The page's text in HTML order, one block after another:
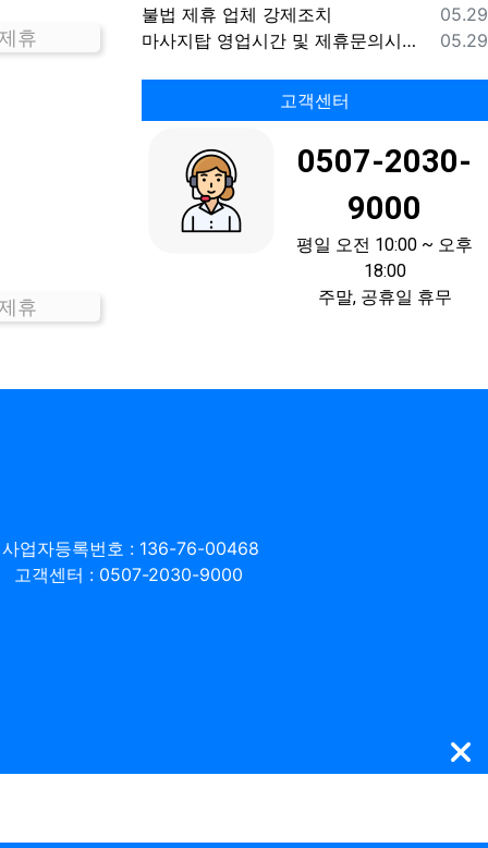
휴
휴
등록
05.29
불법 제휴 업체 강제조치
등록
05.29
마사지탑 영업시간 및 제휴문의시간 안내
고객센터
0507-2030-
9000
평일 오전 10:00 ~ 오후
18:00
주말, 공휴일 휴무
사업자등록번호 : 136-76-00468
고객센터 : 0507-2030-9000